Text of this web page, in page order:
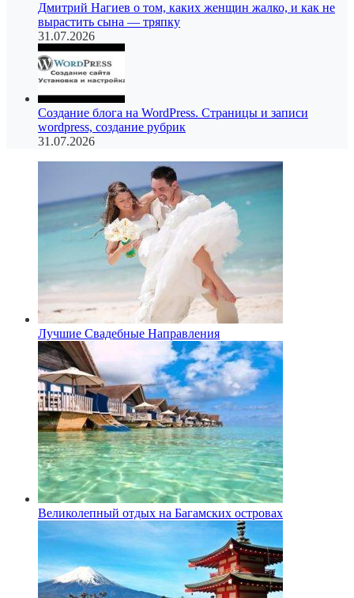
Дмитрий Нагиев о том, каких женщин жалко, и как не
вырастить сына — тряпку
31.07.2026
Создание блога на WordPress. Страницы и записи
wordpress, создание рубрик
31.07.2026
Лучшие Свадебные Направления
Великолепный отдых на Багамских островах